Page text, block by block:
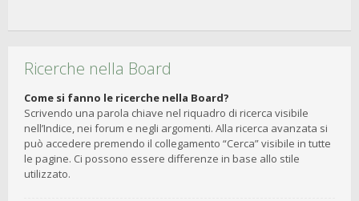
Ricerche nella Board
Come si fanno le ricerche nella Board?
Scrivendo una parola chiave nel riquadro di ricerca visibile
nell’Indice, nei forum e negli argomenti. Alla ricerca avanzata si
può accedere premendo il collegamento “Cerca” visibile in tutte
le pagine. Ci possono essere differenze in base allo stile
utilizzato.